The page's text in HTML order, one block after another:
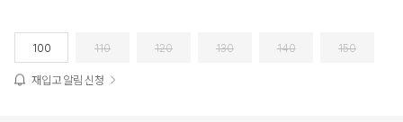
100 110 120 130 140 150
재입고 알림 신청